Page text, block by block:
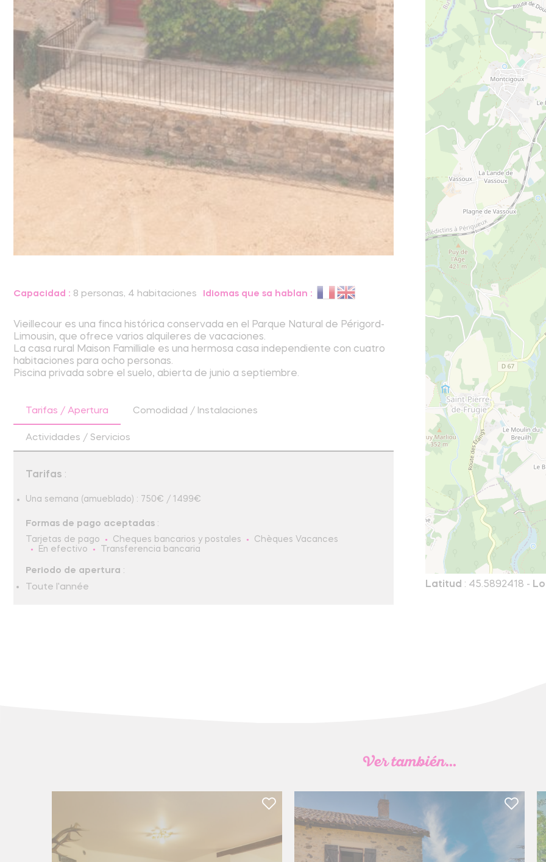
Latitud : 45.5892418 -
Capacidad : 8 personas, 4 habitaciones Idiomas que sa hablan :
Vieillecour es una finca histórica conservada en el Parque Natural de Périgord-
Limousin, que ofrece varios alquileres de vacaciones.
La casa rural Maison Familliale es una hermosa casa independiente con cuatro
habitaciones para ocho personas.
Piscina privada sobre el suelo, abierta de junio a septiembre.
Tarifas / Apertura Comodidad / Instalaciones
Actividades / Servicios
Tarifas :
Una semana (amueblado) : 750€ / 1499€
Formas de pago aceptadas :
Tarjetas de pago Cheques bancarios y postales
Chèques Vacances
En efectivo
Transferencia bancaria
Periodo de apertura :
Toute l'année
Ver también...